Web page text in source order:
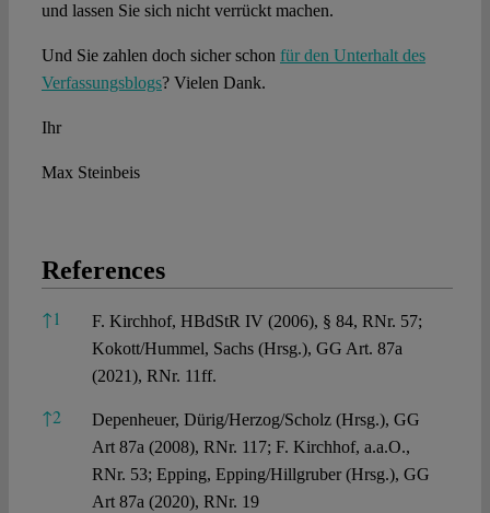
und lassen Sie sich nicht verrückt machen.
Und Sie zahlen doch sicher schon für den Unterhalt des
Verfassungsblogs? Vielen Dank.
Ihr
Max Steinbeis
References
References
↑1
F. Kirchhof, HBdStR IV (2006), § 84, RNr. 57;
Kokott/Hummel, Sachs (Hrsg.), GG Art. 87a
(2021), RNr. 11ff.
↑2
Depenheuer, Dürig/Herzog/Scholz (Hrsg.), GG
Art 87a (2008), RNr. 117; F. Kirchhof, a.a.O.,
RNr. 53; Epping, Epping/Hillgruber (Hrsg.), GG
Art 87a (2020), RNr. 19